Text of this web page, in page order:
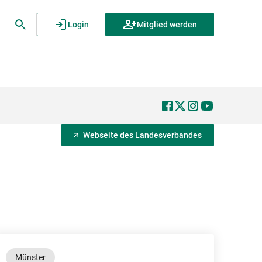
Login Mitglied werden
Webseite des Landesverbandes
Münster